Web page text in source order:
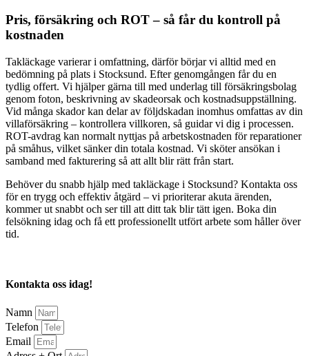
Pris, försäkring och ROT – så får du kontroll på
kostnaden
Takläckage varierar i omfattning, därför börjar vi alltid med en
bedömning på plats i Stocksund. Efter genomgången får du en
tydlig offert. Vi hjälper gärna till med underlag till försäkringsbolag
genom foton, beskrivning av skadeorsak och kostnadsuppställning.
Vid många skador kan delar av följdskadan inomhus omfattas av din
villaförsäkring – kontrollera villkoren, så guidar vi dig i processen.
ROT-avdrag kan normalt nyttjas på arbetskostnaden för reparationer
på småhus, vilket sänker din totala kostnad. Vi sköter ansökan i
samband med fakturering så att allt blir rätt från start.
Behöver du snabb hjälp med takläckage i Stocksund? Kontakta oss
för en trygg och effektiv åtgärd – vi prioriterar akuta ärenden,
kommer ut snabbt och ser till att ditt tak blir tätt igen. Boka din
felsökning idag och få ett professionellt utfört arbete som håller över
tid.
Kontakta oss idag!
Namn
Telefon
Email